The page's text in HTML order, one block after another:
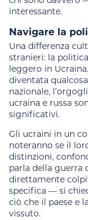
interessante.
Navigare la
Una differenza
stranieri: la
leggero in
diventata
nazionale,
ucraina e russa
significativi.
Gli ucraini in un
noteranno se il
distinzioni,
parla della guerra
direttamente
specifica — si
ciò che il paese e
vissuto.